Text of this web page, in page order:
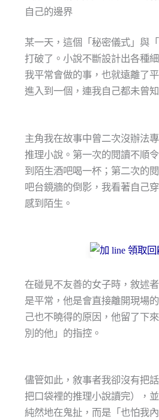
自己的邊界
某一天，這個「秘密儀式」與
打破了。小說不斷設計出各種
我平常會做的事，也就遠離了
進入到一個，連我自己都未曾
主角我在故事中曾二次沒辦法
推理小說。第一次的閱讀不順
到陌生酒吧喝一杯；第二次的
吧台鏡牆的倒影，我看著自己
感到陌生。
在碰見不友善的女子時，敘述
是平常，他是會直接離開現場
己也不曉得的原因，他留了下
別的他」的指控。
儘管如此，敘事者我卻沒有把
把口袋裡的推理小說讀完），
純然地在鬼扯，而是「也怕我